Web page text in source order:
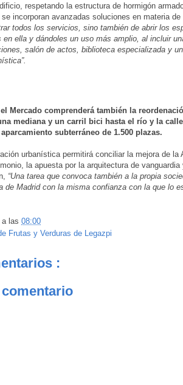
respetando la estructura de hormigón
incorporan avanzadas soluciones en materia de
todos los servicios, sino también de abrir los
en ella y dándoles un uso más amplio, al incluir
salón de actos, biblioteca especializada y
Mercado comprenderá también la
mediana y un carril bici hasta el río y la calle
subterráneo de 1.500 plazas.
urbanística permitirá conciliar la mejora de la
la apuesta por la arquitectura de vanguardia
“Una tarea que convoca también a la propia
de Madrid con la misma confianza con la que lo
a las 08:00
Frutas y Verduras de Legazpi
: